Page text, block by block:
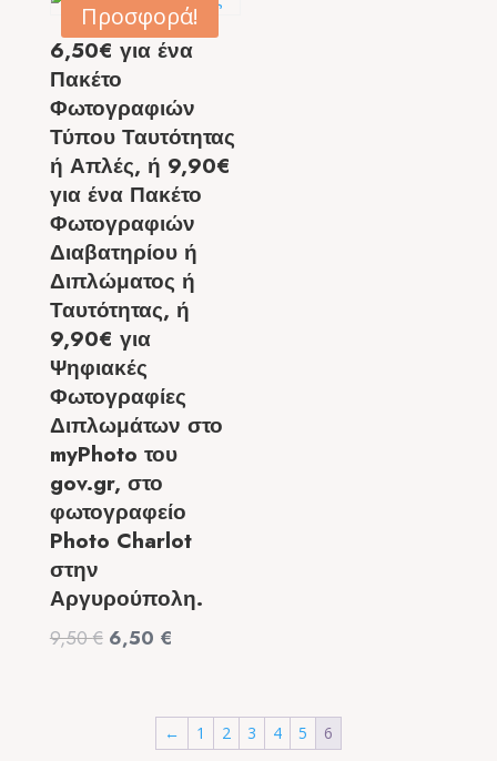
Προσφορά!
6,50€ για ένα
Πακέτο
Φωτογραφιών
Τύπου Ταυτότητας
ή Απλές, ή 9,90€
για ένα Πακέτο
Φωτογραφιών
Διαβατηρίου ή
Διπλώματος ή
Ταυτότητας, ή
9,90€ για
Ψηφιακές
Φωτογραφίες
Διπλωμάτων στο
myPhoto του
gov.gr, στο
φωτογραφείο
Photo Charlot
στην
Αργυρούπολη.
9,50€ Original
9,50 €.
6,50 €
είναι:
← 1 2 3 4 5 6